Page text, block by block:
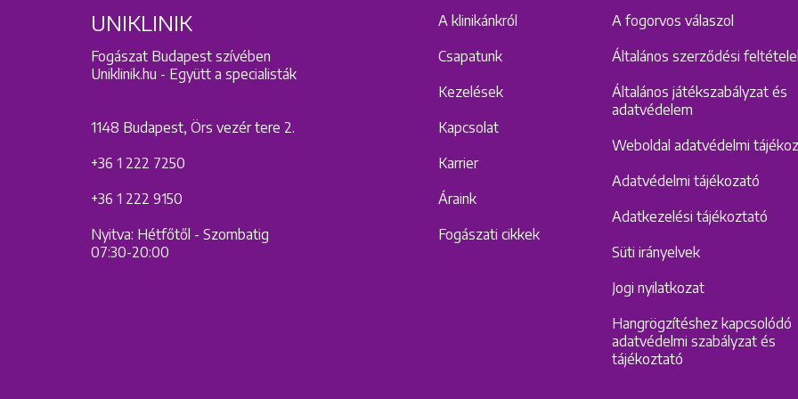
UNIKLINIK
Fogászat Budapest szívében
Uniklinik.hu - Együtt a specialisták
1148 Budapest, Örs vezér tere 2.
+36 1 222 7250
+36 1 222 9150
Nyitva: Hétfőtől - Szombatig
07:30-20:00
A klinikánkról
Csapatunk
Kezelések
Kapcsolat
Karrier
Áraink
Fogászati cikkek
A fogorvos válaszol
Általános szerződési
Általános játékszabályzat és
adatvédelem
Weboldal adatvédelmi
Adatvédelmi tájékozató
Adatkezelési tájékoztató
Süti irányelvek
Jogi nyilatkozat
Hangrögzítéshez kapcsolódó
adatvédelmi szabályzat és
tájékoztató